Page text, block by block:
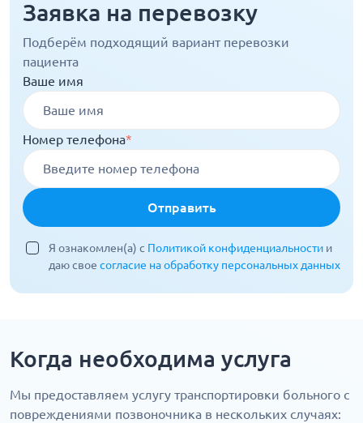
Заявка на перевозку
Подберём подходящий вариант перевозки
пациента
Ваше имя
Номер телефона*
Отправить
Я ознакомлен(а) с Политикой конфиденциальности и
даю свое согласие на обработку персональных данных
Когда необходима услуга
Мы предоставляем услугу транспортировки больного с
повреждениями позвоночника в нескольких случаях: